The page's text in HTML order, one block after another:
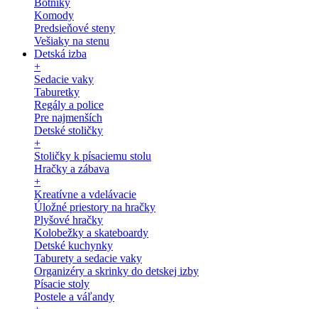
Botníky
Komody
Predsieňové steny
Vešiaky na stenu
Detská izba
+
Sedacie vaky
Taburetky
Regály a police
Pre najmenších
Detské stoličky
+
Stoličky k písaciemu stolu
Hračky a zábava
+
Kreatívne a vdelávacie
Úložné priestory na hračky
Plyšové hračky
Kolobežky a skateboardy
Detské kuchynky
Taburety a sedacie vaky
Organizéry a skrinky do detskej izby
Písacie stoly
Postele a váľandy